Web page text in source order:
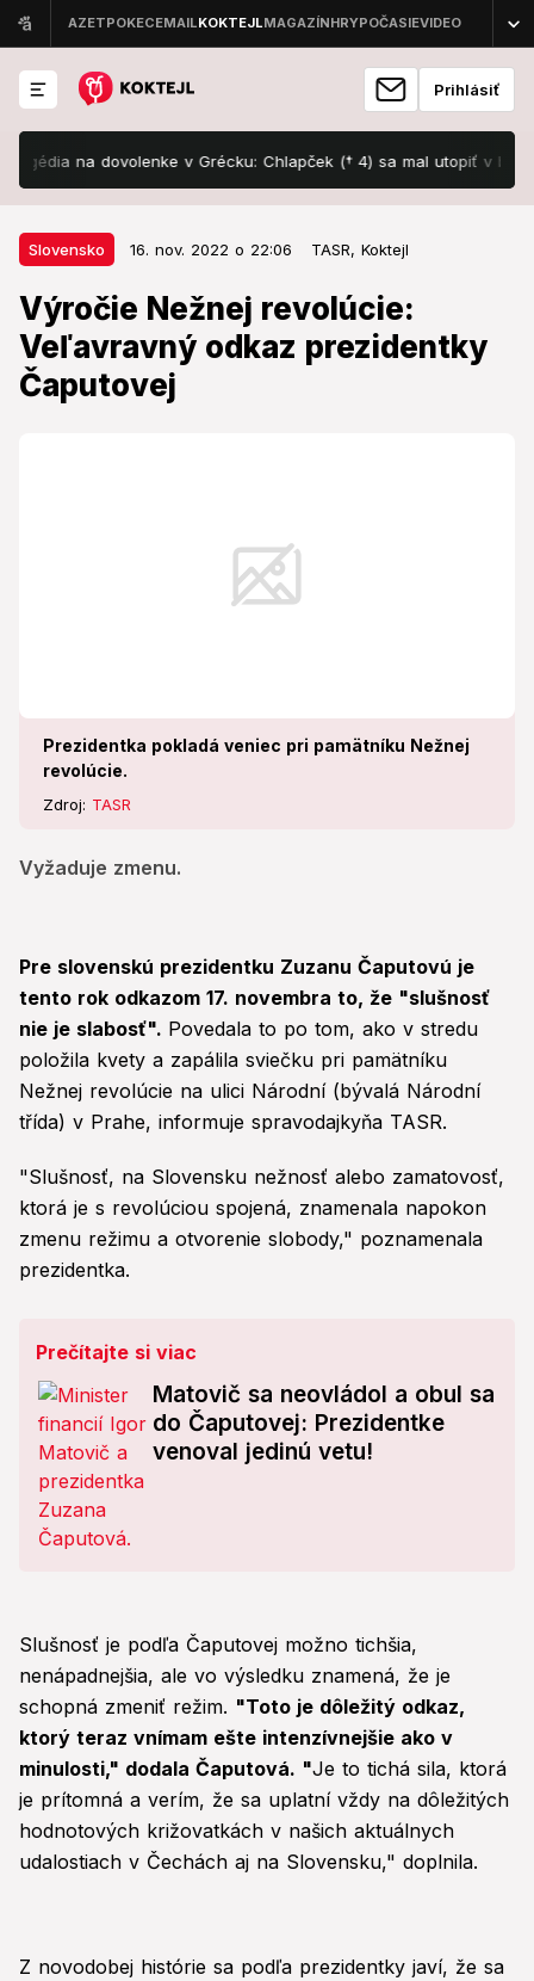
Prihlásiť
na dovolenke v Grécku: Chlapček († 4) sa mal utopiť v bazéne,
Slovensko 16. nov. 2022 o 22:06 TASR, Koktejl
Výročie Nežnej revolúcie:
Veľavravný odkaz prezidentky
Čaputovej
Prezidentka pokladá veniec pri pamätníku Nežnej
revolúcie.
Zdroj: TASR
Vyžaduje zmenu.
Slovensko 16. nov. 2022 o 22:06
Výročie Nežnej revolúcie:
Veľavravný odkaz prezidentky
Čaputovej
Pre slovenskú prezidentku Zuzanu Čaputovú je
tento rok odkazom 17. novembra to, že "slušnosť
nie je slabosť". Povedala to po tom, ako v stredu
položila kvety a zapálila sviečku pri pamätníku
Nežnej revolúcie na ulici Národní (bývalá Národní
třída) v Prahe, informuje spravodajkyňa TASR.
"Slušnosť, na Slovensku nežnosť alebo zamatovosť,
ktorá je s revolúciou spojená, znamenala napokon
zmenu režimu a otvorenie slobody," poznamenala
prezidentka.
Prečítajte si viac
Matovič sa neovládol a obul sa
do Čaputovej: Prezidentke
venoval jedinú vetu!
Slušnosť je podľa Čaputovej možno tichšia,
nenápadnejšia, ale vo výsledku znamená, že je
schopná zmeniť režim. "Toto je dôležitý odkaz,
ktorý teraz vnímam ešte intenzívnejšie ako v
minulosti," dodala Čaputová. "Je to tichá sila, ktorá
je prítomná a verím, že sa uplatní vždy na dôležitých
hodnotových križovatkách v našich aktuálnych
udalostiach v Čechách aj na Slovensku," doplnila.
Z novodobej histórie sa podľa prezidentky javí, že sa